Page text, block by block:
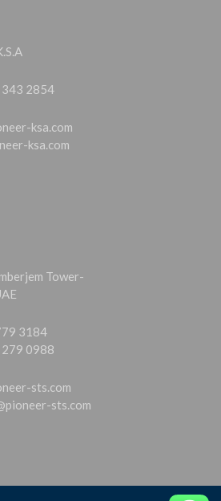
2854
ksa.com
ksa.com
Tower-
3184
0988
sts.com
sts.com